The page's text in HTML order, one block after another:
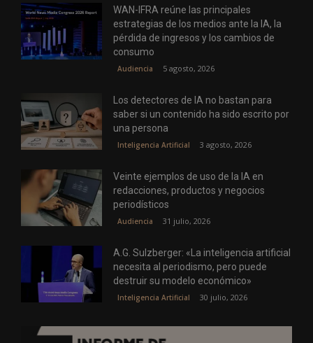
WAN-IFRA reúne las principales
estrategias de los medios ante la IA, la
pérdida de ingresos y los cambios de
consumo
Audiencia 5 agosto, 2026
Los detectores de IA no bastan para
saber si un contenido ha sido escrito por
una persona
Inteligencia Artificial 3 agosto, 2026
Veinte ejemplos de uso de la IA en
redacciones, productos y negocios
periodísticos
Audiencia 31 julio, 2026
A.G. Sulzberger: «La inteligencia artificial
necesita al periodismo, pero puede
destruir su modelo económico»
Inteligencia Artificial 30 julio, 2026